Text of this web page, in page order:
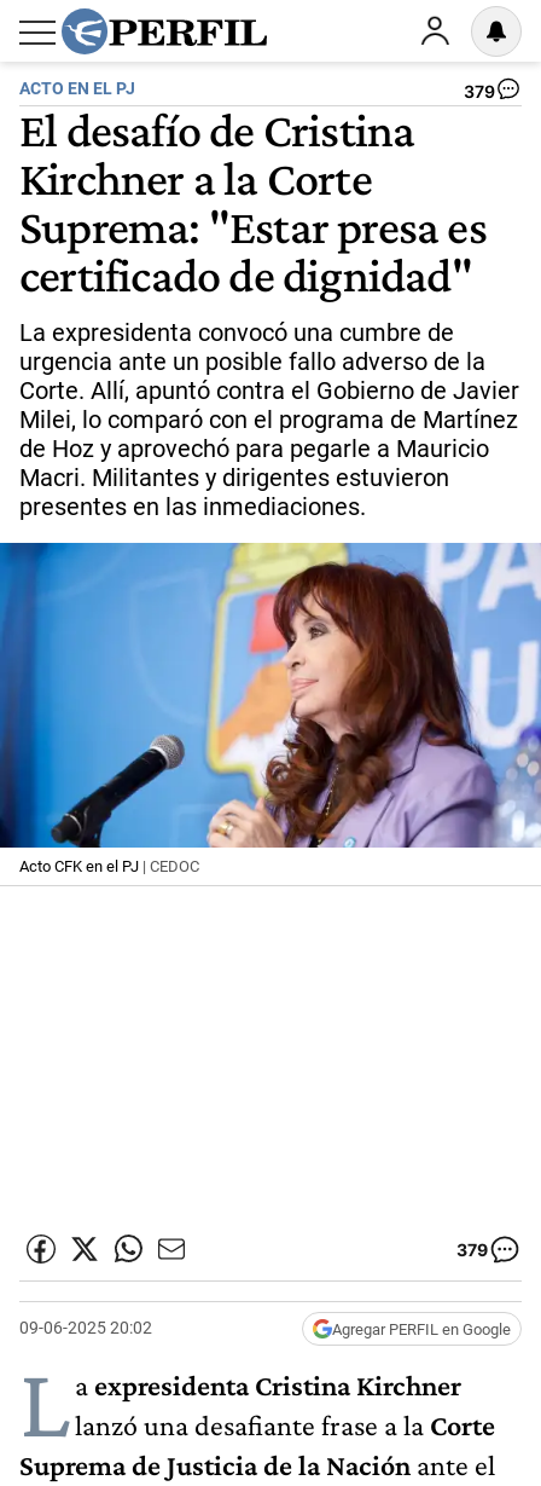
ACTO EN EL PJ 379
El desafío de Cristina
Kirchner a la Corte
Suprema: "Estar presa es
certificado de dignidad"
La expresidenta convocó una cumbre de
urgencia ante un posible fallo adverso de la
Corte. Allí, apuntó contra el Gobierno de Javier
Milei, lo comparó con el programa de Martínez
de Hoz y aprovechó para pegarle a Mauricio
Macri. Militantes y dirigentes estuvieron
presentes en las inmediaciones.
Acto CFK en el PJ | CEDOC
379
09-06-2025 20:02 Agregar PERFIL en Google
La expresidenta Cristina Kirchner
lanzó una desafiante frase a la Corte
Suprema de Justicia de la Nación ante el